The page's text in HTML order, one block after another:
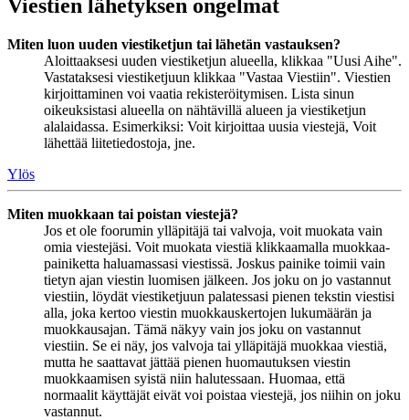
Viestien lähetyksen ongelmat
Miten luon uuden viestiketjun tai lähetän vastauksen?
Aloittaaksesi uuden viestiketjun alueella, klikkaa "Uusi Aihe".
Vastataksesi viestiketjuun klikkaa "Vastaa Viestiin". Viestien
kirjoittaminen voi vaatia rekisteröitymisen. Lista sinun
oikeuksistasi alueella on nähtävillä alueen ja viestiketjun
alalaidassa. Esimerkiksi: Voit kirjoittaa uusia viestejä, Voit
lähettää liitetiedostoja, jne.
Ylös
Miten muokkaan tai poistan viestejä?
Jos et ole foorumin ylläpitäjä tai valvoja, voit muokata vain
omia viestejäsi. Voit muokata viestiä klikkaamalla muokkaa-
painiketta haluamassasi viestissä. Joskus painike toimii vain
tietyn ajan viestin luomisen jälkeen. Jos joku on jo vastannut
viestiin, löydät viestiketjuun palatessasi pienen tekstin viestisi
alla, joka kertoo viestin muokkauskertojen lukumäärän ja
muokkausajan. Tämä näkyy vain jos joku on vastannut
viestiin. Se ei näy, jos valvoja tai ylläpitäjä muokkaa viestiä,
mutta he saattavat jättää pienen huomautuksen viestin
muokkaamisen syistä niin halutessaan. Huomaa, että
normaalit käyttäjät eivät voi poistaa viestejä, jos niihin on joku
vastannut.